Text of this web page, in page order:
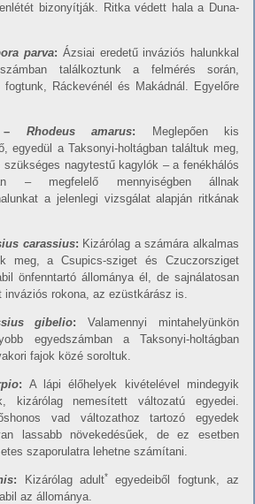
bizonyítják. Ritka védett hala a Duna-
parva: Ázsiai eredetű inváziós halunkkal
találkoztunk a felmérés során,
fogtunk, Ráckevénél és Makádnál. Egyelőre
– Rhodeus amarus: Meglepően kis
egyedül a Taksonyi-holtágban találtuk meg,
szükséges nagytestű kagylók – a fenékhálós
– megfelelő mennyiségben állnak
a jelenlegi vizsgálat alapján ritkának
carassius: Kizárólag a számára alkalmas
meg, a Csupics-sziget és Czuczorsziget
önfenntartó állománya él, de sajnálatosan
inváziós rokona, az ezüstkárász is.
gibelio: Valamennyi mintahelyünkön
egyedszámban a Taksonyi-holtágban
fajok közé soroltuk.
: A lápi élőhelyek kivételével mindegyik
kizárólag nemesített változatú egyedei.
vad változathoz tartozó egyedek
lassabb növekedésűek, de ez esetben
szaporulatra lehetne számítani.
: Kizárólag adult*
egyedeiből fogtunk, az
az állománya.